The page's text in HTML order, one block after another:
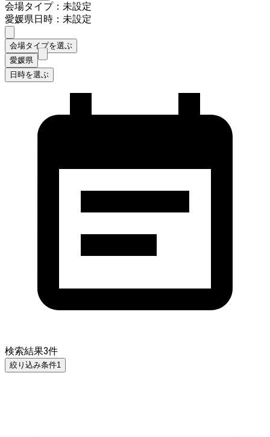
会場タイプ：未設定
愛媛県日時：未設定
会場タイプを選ぶ
愛媛県
日時を選ぶ
検索結果3件
絞り込み条件1